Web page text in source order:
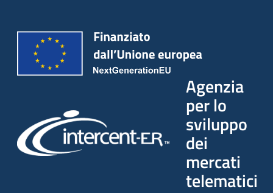
Agenzia
per lo
sviluppo
dei
mercati
telematici